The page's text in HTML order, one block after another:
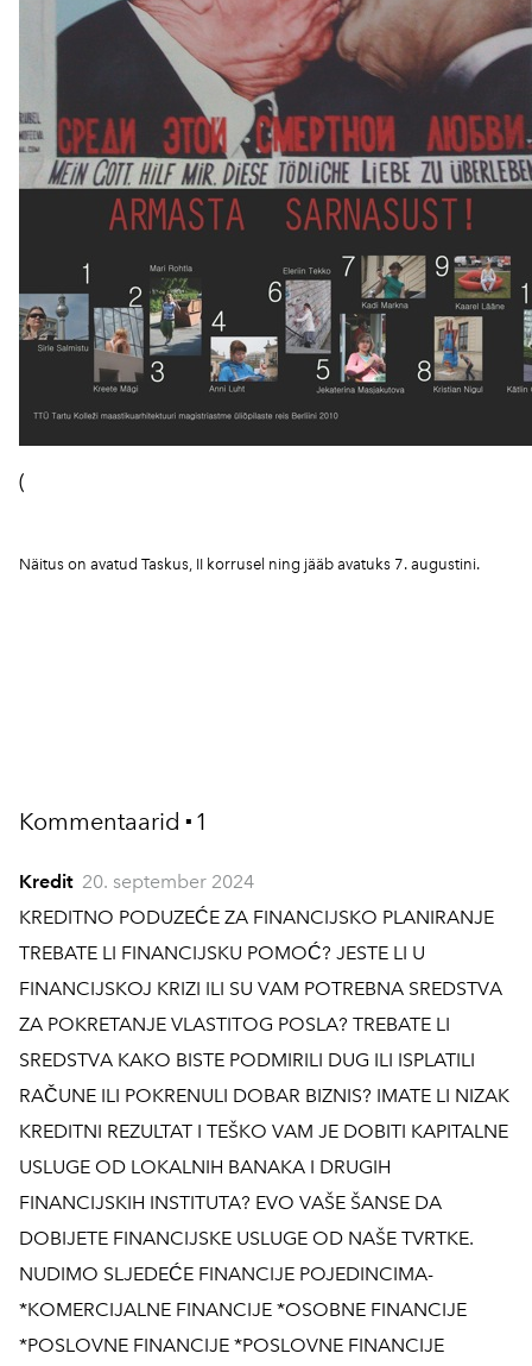
(
Näitus on avatud Taskus, II korrusel ning jääb avatuks 7. augustini.
Kommentaarid ▪ 1
Kredit 20. september 2024
KREDITNO PODUZEĆE ZA FINANCIJSKO PLANIRANJE
TREBATE LI FINANCIJSKU POMOĆ? JESTE LI U
FINANCIJSKOJ KRIZI ILI SU VAM POTREBNA SREDSTVA
ZA POKRETANJE VLASTITOG POSLA? TREBATE LI
SREDSTVA KAKO BISTE PODMIRILI DUG ILI ISPLATILI
RAČUNE ILI POKRENULI DOBAR BIZNIS? IMATE LI NIZAK
KREDITNI REZULTAT I TEŠKO VAM JE DOBITI KAPITALNE
USLUGE OD LOKALNIH BANAKA I DRUGIH
FINANCIJSKIH INSTITUTA? EVO VAŠE ŠANSE DA
DOBIJETE FINANCIJSKE USLUGE OD NAŠE TVRTKE.
NUDIMO SLJEDEĆE FINANCIJE POJEDINCIMA-
*KOMERCIJALNE FINANCIJE *OSOBNE FINANCIJE
*POSLOVNE FINANCIJE *POSLOVNE FINANCIJE